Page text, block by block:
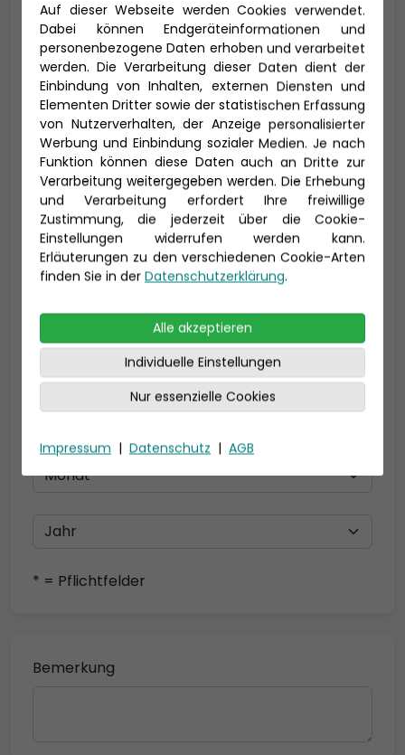
Titel
Vorname * Nachname *
E-Mail *
Geburtsdatum
* = Pflichtfelder
Bemerkung
Auf dieser Webseite werden Cookies verwendet.
Dabei können Endgeräteinformationen und
personenbezogene Daten erhoben und verarbeitet
werden. Die Verarbeitung dieser Daten dient der
Einbindung von Inhalten, externen Diensten und
Elementen Dritter sowie der statistischen Erfassung
von Nutzerverhalten, der Anzeige personalisierter
Werbung und Einbindung sozialer Medien. Je nach
Funktion können diese Daten auch an Dritte zur
Verarbeitung weitergegeben werden. Die Erhebung
und Verarbeitung erfordert Ihre freiwillige
Zustimmung, die jederzeit über die Cookie-
Einstellungen widerrufen werden kann.
Erläuterungen zu den verschiedenen Cookie-Arten
finden Sie in der Datenschutzerklärung.
Alle akzeptieren
Individuelle Einstellungen
Nur essenzielle Cookies
Impressum | Datenschutz | AGB